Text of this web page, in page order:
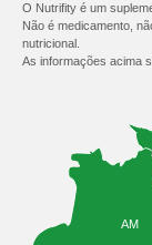
O Nutrifity é um
Não é medicamento,
nutricional.
As informações acima
AM